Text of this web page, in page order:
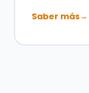
Saber más→